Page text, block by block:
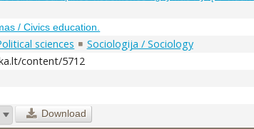
/ Civics education.
sciences
Sociologija / Sociology
content/5712
Download